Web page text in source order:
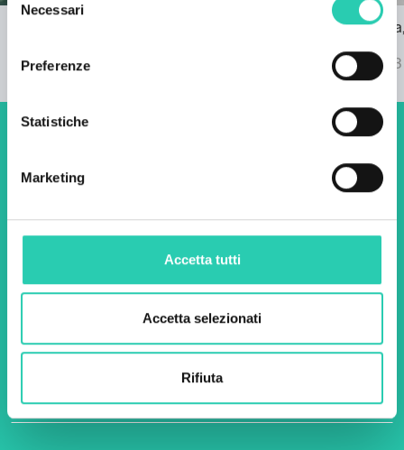
delNecessari
Preferenze
Statistiche
Marketing
Accetta tutti
Accetta selezionati
Rifiuta
21/09/2023
Nova
07/09/2023
eventi! Iscriviti alla
newsletter di GO! 2025 per
scoprire tutte le nostre
Email *